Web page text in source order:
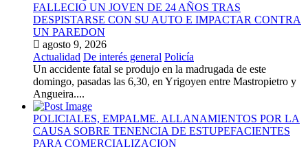
FALLECIO UN JOVEN DE 24 AÑOS TRAS
DESPISTARSE CON SU AUTO E IMPACTAR CONTRA
UN PAREDON
agosto 9, 2026
Actualidad De interés general Policía
Un accidente fatal se produjo en la madrugada de este
domingo, pasadas las 6,30, en Yrigoyen entre Mastropietro y
Angueira....
POLICIALES, EMPALME. ALLANAMIENTOS POR LA
CAUSA SOBRE TENENCIA DE ESTUPEFACIENTES
PARA COMERCIALIZACION